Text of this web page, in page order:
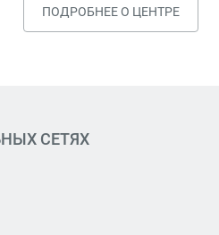
ПОДРОБНЕЕ О ЦЕНТРЕ
СЕТЯХ